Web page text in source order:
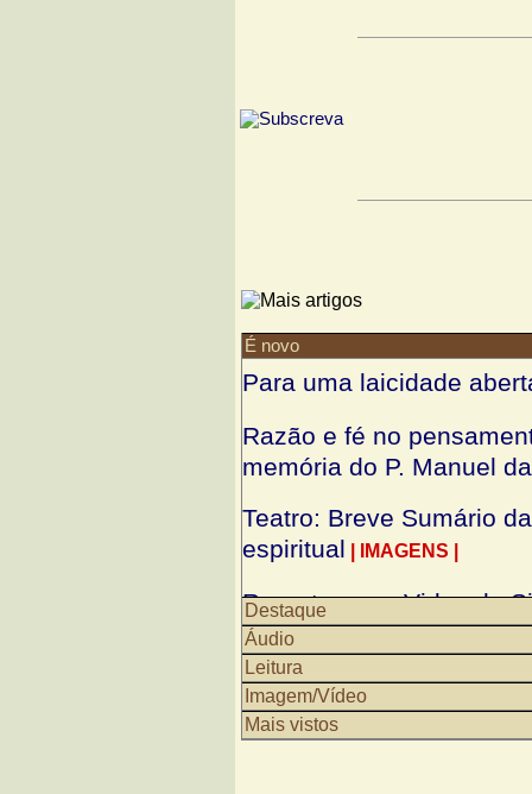
É novo
Para uma laicidade
Razão e fé no
memória do P. Manuel
Teatro: Breve Sumário
espiritual
| IMAGENS |
Reportagem «Vidas de
Carmelitas, vence
Cristãos ortodoxos
Espiritualidade cristã:
Destaque
Áudio
Leitura
Imagem/Vídeo
Mais vistos